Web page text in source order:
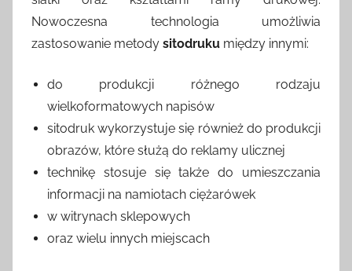
Nowoczesna technologia umożliwia
zastosowanie metody sitodruku między innymi:
do produkcji różnego rodzaju
wielkoformatowych napisów
sitodruk wykorzystuje się również do produkcji
obrazów, które służą do reklamy ulicznej
technikę stosuje się także do umieszczania
informacji na namiotach ciężarówek
w witrynach sklepowych
oraz wielu innych miejscach